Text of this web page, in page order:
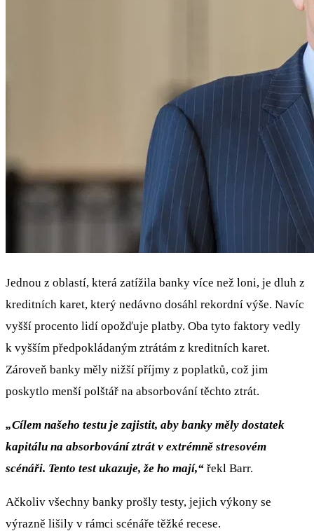
Jednou z oblastí, která zatížila banky více než loni, je dluh z
kreditních karet, který nedávno dosáhl rekordní výše. Navíc
vyšší procento lidí opožďuje platby. Oba tyto faktory vedly
k vyšším předpokládaným ztrátám z kreditních karet.
Zároveň banky měly nižší příjmy z poplatků, což jim
poskytlo menší polštář na absorbování těchto ztrát.
„Cílem našeho testu je zajistit, aby banky měly dostatek
kapitálu na absorbování ztrát v extrémně stresovém
scénáři. Tento test ukazuje, že ho mají,“ řekl Barr.
Ačkoliv všechny banky prošly testy, jejich výkony se
výrazně lišily v rámci scénáře těžké recese.